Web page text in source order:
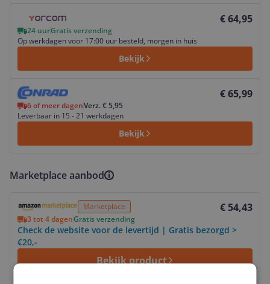
€ 64,95
24 uurGratis verzending
Op werkdagen voor 17:00 uur besteld, morgen in huis
Bekijk
€ 65,99
6 of meer dagenVerz. € 5,95
Leverbaar in 15 - 21 werkdagen
Bekijk
Bekijk product
Marketplace aanbod
Marketplace € 54,43
3 tot 4 dagenGratis verzending
Check de website voor de levertijd | Gratis bezorgd >
€20,-
Bekijk product